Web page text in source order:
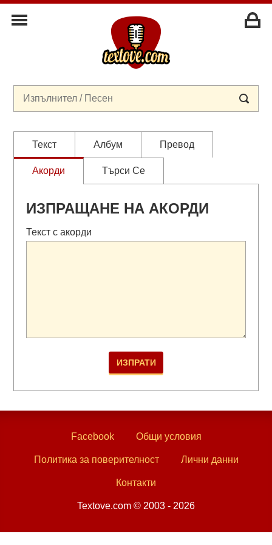
Текст Албум Превод
Акорди Търси Се
ИЗПРАЩАНЕ НА АКОРДИ
Текст с акорди
Facebook Общи условия
Политика за поверителност Лични данни
Контакти
Textove.com © 2003 - 2026